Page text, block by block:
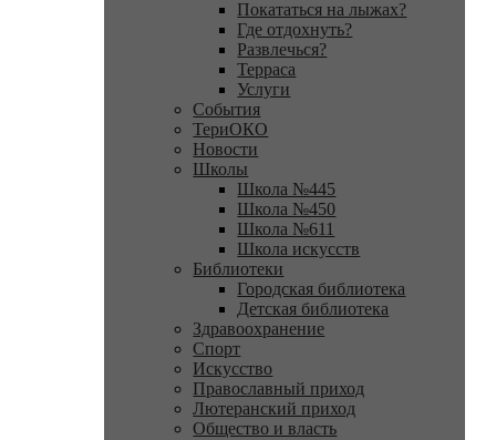
Покататься на лыжах?
Где отдохнуть?
Развлечься?
Терраса
Услуги
События
ТериОКО
Новости
Школы
Школа №445
Школа №450
Школа №611
Школа искусств
Библиотеки
Городская библиотека
Детская библиотека
Здравоохранение
Спорт
Искусство
Православный приход
Лютеранский приход
Общество и власть